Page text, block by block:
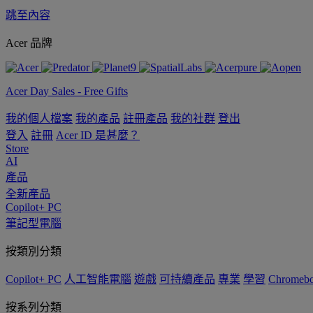
跳至內容
Acer 品牌
Acer Day Sales - Free Gifts
我的個人檔案 我的產品 註冊產品 我的社群 登出
登入 註冊 Acer ID 是甚麼？
Store
AI
產品
全新產品
Copilot+ PC
筆記型電腦
按類別分類
Copilot+ PC 人工智能電腦 遊戲 可持續產品 專業 學習
按系列分類